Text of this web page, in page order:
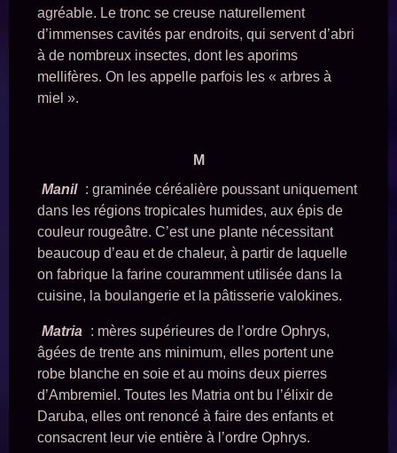
agréable. Le tronc se creuse naturellement
d’immenses cavités par endroits, qui servent d’abri
à de nombreux insectes, dont les aporims
mellifères. On les appelle parfois les « arbres à
miel ».
M
Manil
: graminée céréalière poussant uniquement
dans les régions tropicales humides, aux épis de
couleur rougeâtre. C’est une plante nécessitant
beaucoup d’eau et de chaleur, à partir de laquelle
on fabrique la farine couramment utilisée dans la
cuisine, la boulangerie et la pâtisserie valokines.
Matria
: mères supérieures de l’ordre Ophrys,
âgées de trente ans minimum, elles portent une
robe blanche en soie et au moins deux pierres
d’Ambremiel. Toutes les Matria ont bu l’élixir de
Daruba, elles ont renoncé à faire des enfants et
consacrent leur vie entière à l’ordre Ophrys.